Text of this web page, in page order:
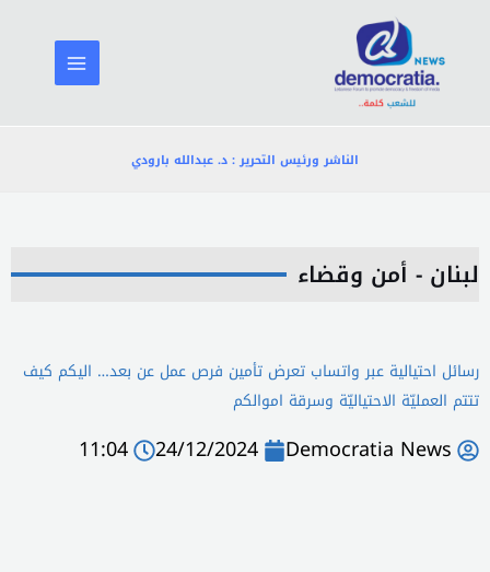
المحتوى
الناشر ورئيس التحرير : د. عبدالله بارودي
لبنان - أمن وقضاء
رسائل احتيالية عبر واتساب تعرض تأمين فرص عمل عن بعد… اليكم كيف
تتتم العمليّة الاحتياليّة وسرقة اموالكم
Democratia News
24/12/2024
11:04